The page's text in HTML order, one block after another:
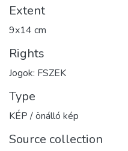
Extent
9x14 cm
Rights
Jogok: FSZEK
Type
KÉP / önálló kép
Source collection